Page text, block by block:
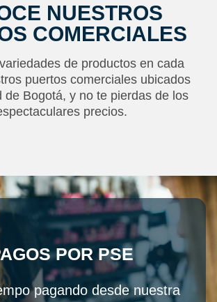
NUESTROS
COMERCIALES
de productos en cada
puertos comerciales ubicados
de Bogotá, y no te pierdas de los
precios.
POR PSE
pagando desde nuestra